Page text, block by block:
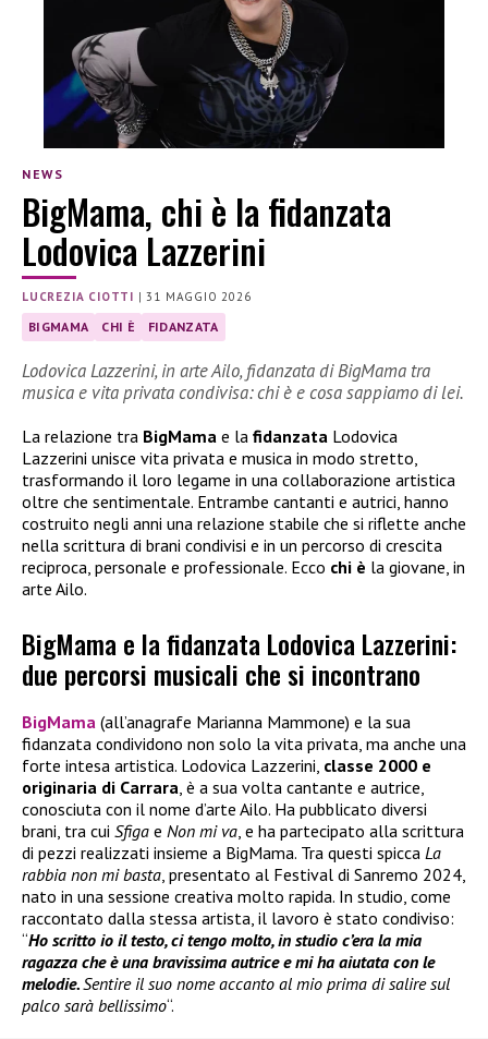
NEWS
BigMama, chi è la fidanzata
Lodovica Lazzerini
LUCREZIA CIOTTI |31 MAGGIO 2026
BIGMAMA CHI È FIDANZATA
Lodovica Lazzerini, in arte Ailo, fidanzata di BigMama tra
musica e vita privata condivisa: chi è e cosa sappiamo di lei.
La relazione tra BigMama e la fidanzata Lodovica
Lazzerini unisce vita privata e musica in modo stretto,
trasformando il loro legame in una collaborazione artistica
oltre che sentimentale. Entrambe cantanti e autrici, hanno
costruito negli anni una relazione stabile che si riflette anche
nella scrittura di brani condivisi e in un percorso di crescita
reciproca, personale e professionale. Ecco chi è la giovane, in
arte Ailo.
BigMama e la fidanzata Lodovica Lazzerini:
due percorsi musicali che si incontrano
BigMama (all’anagrafe Marianna Mammone) e la sua
fidanzata condividono non solo la vita privata, ma anche una
forte intesa artistica. Lodovica Lazzerini, classe 2000 e
originaria di Carrara, è a sua volta cantante e autrice,
conosciuta con il nome d’arte Ailo. Ha pubblicato diversi
brani, tra cui Sfiga e Non mi va, e ha partecipato alla scrittura
di pezzi realizzati insieme a BigMama. Tra questi spicca La
rabbia non mi basta, presentato al Festival di Sanremo 2024,
nato in una sessione creativa molto rapida. In studio, come
raccontato dalla stessa artista, il lavoro è stato condiviso:
“Ho scritto io il testo, ci tengo molto, in studio c’era la mia
ragazza che è una bravissima autrice e mi ha aiutata con le
melodie.Sentire il suo nome accanto al mio prima di salire sul
palco sarà bellissimo“.